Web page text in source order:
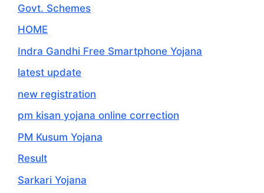
Govt. Schemes
HOME
Indra Gandhi Free Smartphone Yojana
latest update
new registration
pm kisan yojana online correction
PM Kusum Yojana
Result
Sarkari Yojana